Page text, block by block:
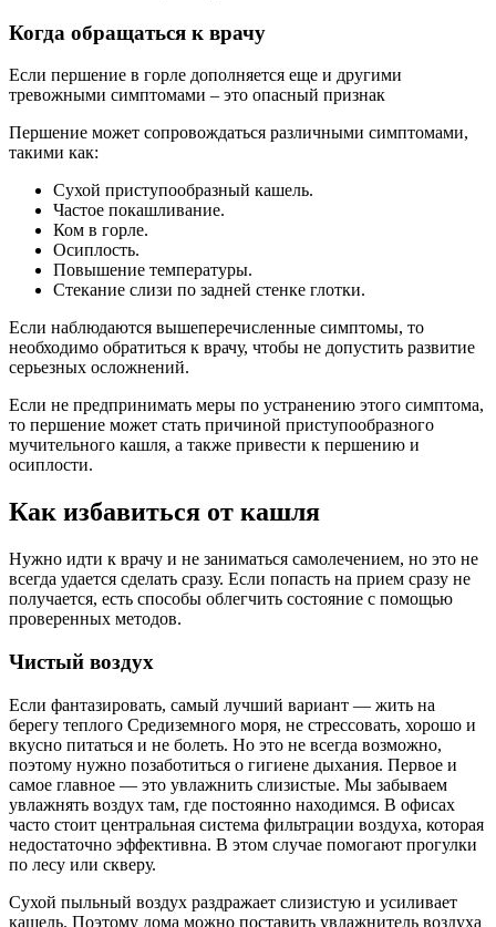
Когда обращаться к врачу
Если першение в горле дополняется еще и другими
тревожными симптомами – это опасный признак
Першение может сопровождаться различными симптомами,
такими как:
Сухой приступообразный кашель.
Частое покашливание.
Ком в горле.
Осиплость.
Повышение температуры.
Стекание слизи по задней стенке глотки.
Если наблюдаются вышеперечисленные симптомы, то
необходимо обратиться к врачу, чтобы не допустить развитие
серьезных осложнений.
Если не предпринимать меры по устранению этого симптома,
то першение может стать причиной приступообразного
мучительного кашля, а также привести к першению и
осиплости.
Как избавиться от кашля
Нужно идти к врачу и не заниматься самолечением, но это не
всегда удается сделать сразу. Если попасть на прием сразу не
получается, есть способы облегчить состояние с помощью
проверенных методов.
Чистый воздух
Если фантазировать, самый лучший вариант — жить на
берегу теплого Средиземного моря, не стрессовать, хорошо и
вкусно питаться и не болеть. Но это не всегда возможно,
поэтому нужно позаботиться о гигиене дыхания. Первое и
самое главное — это увлажнить слизистые. Мы забываем
увлажнять воздух там, где постоянно находимся. В офисах
часто стоит центральная система фильтрации воздуха, которая
недостаточно эффективна. В этом случае помогают прогулки
по лесу или скверу.
Сухой пыльный воздух раздражает слизистую и усиливает
кашель. Поэтому дома можно поставить увлажнитель воздуха